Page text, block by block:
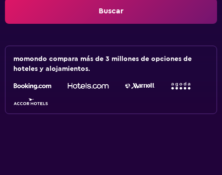
Buscar
momondo compara más de 3 millones de opciones de
hoteles y alojamientos.